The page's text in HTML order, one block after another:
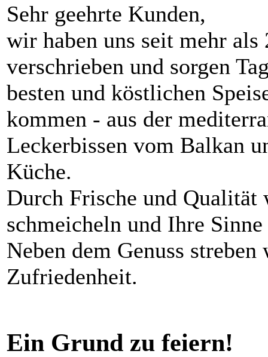
Sehr geehrte Kunden,
wir haben uns seit mehr als
verschrieben und sorgen
besten und köstlichen
kommen - aus der
Leckerbissen vom Balkan
Küche.
Durch Frische und
schmeicheln und Ihre
Neben dem Genuss
Zufriedenheit.
Ein Grund zu feiern!